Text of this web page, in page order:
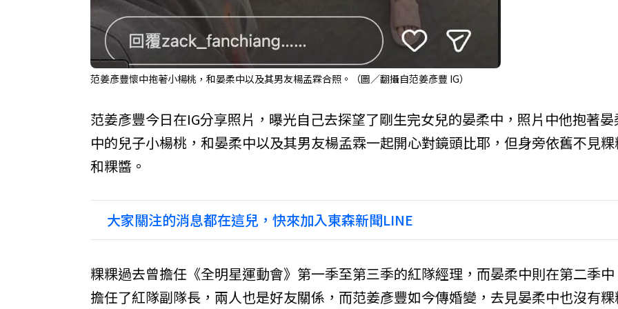
范姜彥豐懷中抱著小楊桃，和晏柔中以及其男友楊孟霖合照。（圖／翻攝自范姜彥豐 IG）
范姜彥豐今日在IG分享照片，曝光自己去探望了剛生完女兒的晏柔中，照片中他抱著晏
中的兒子小楊桃，和晏柔中以及其男友楊孟霖一起開心對鏡頭比耶，但身旁依舊不見
和粿醬。
大家關注的消息都在這兒，快來加入東森新聞LINE
粿粿過去曾擔任《全明星運動會》第一季至第三季的紅隊經理，而晏柔中則在第二季中
擔任了紅隊副隊長，兩人也是好友關係，而范姜彥豐如今傳婚變，去見晏柔中也沒有